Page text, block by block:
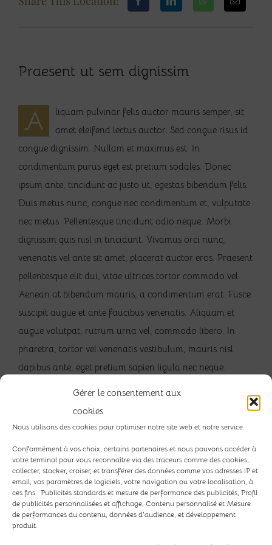
Gérer le consentement aux
cookies
Nous utilisons des cookies pour optimiser notre site web et notre service.
Conformément à vos choix, certains partenaires et nous pouvons accéder à
votre terminal pour vous reconnaître via des traceurs comme des cookies,
collecter, stocker, croiser, et transférer des données comme vos adresses IP et
email, vos paramètres de logiciels, votre navigation ou votre localisation, à
ces fins : Publicités standards et mesure de performance des publicités, Profil
de publicités personnalisées et affichage, Contenu personnalisé et Mesure
de performances du contenu, données d'audience, et développement
produit.
Praesent ut sem dignissim
A
liquam pulvinar felis auctor mauris semper, sit
amet eleifend lectus auctor. Sed congue risus id
congue dignissim. Nullam et maximus est. In
condimentum purus eget est pretium sodales. Donec
ipsum ante, tincidunt ac justo ut, egestas bibendum felis.
Duis metus nunc, congue nec condimentum et, vulputate
nec metus. Pellentesque tincidunt odio neque. Morbi
dignissim quis nisl in tincidunt. Vivamus orci nunc,
venenatis vel ante sit amet, placerat auctor eros. Praesent
pellentesque elit dui, vitae ultrices tortor commodo vel.
Aenean at bibendum mauris, a condimentum erat. Fusce
suscipit augue et ante faucibus venenatis. Aliquam et
augue volutpat, rutrum urna vel, commodo libero. In
pharetra, tortor vel venenatis vestibulum, mauris nisl
dapibus ante, eget pretium sapien ligula nec neque.
Donec accumsan nisl ac pharetra
dignissim. Fusce dignissim, odio a
pellentesque luctus, nunc tortor pretium
felis, in egestas magna orci quis dui
Vivamus eget arcu in leo ullamcorper venenatis ut non